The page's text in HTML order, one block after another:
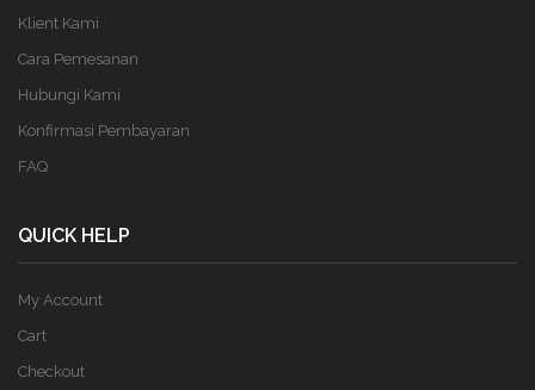
Klient Kami
Cara Pemesanan
Hubungi Kami
Konfirmasi Pembayaran
FAQ
QUICK HELP
My Account
Cart
Checkout